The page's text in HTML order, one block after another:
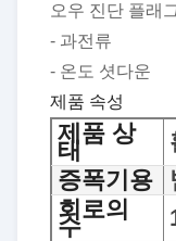
오우 진단 플래
- 과전류
- 온도 셧다운
제품 속성
제품 상
태
증폭기용
회로의
수